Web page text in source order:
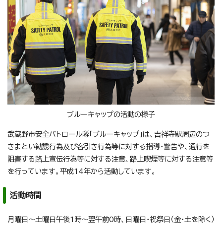
ブルーキャップの活動の様子
武蔵野市安全パトロール隊「ブルーキャップ」は、吉祥寺駅周辺のつ
きまとい勧誘行為及び客引き行為等に対する指導・警告や、通行を
阻害する路上宣伝行為等に対する注意、路上喫煙等に対する注意等
を行っています。平成14年から活動しています。
活動時間
月曜日～土曜日午後1時～翌午前0時、日曜日・祝祭日（金・土を除く）